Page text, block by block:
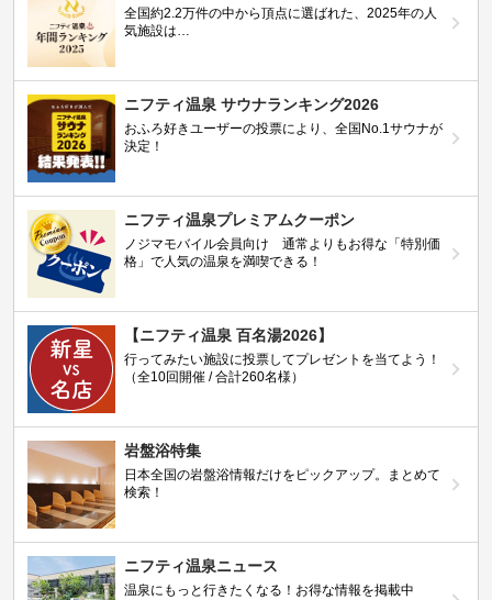
全国約2.2万件の中から頂点に選ばれた、2025年の人
気施設は…
ニフティ温泉 サウナランキング2026
おふろ好きユーザーの投票により、全国No.1サウナが
決定！
ニフティ温泉プレミアムクーポン
ノジマモバイル会員向け 通常よりもお得な「特別価
格」で人気の温泉を満喫できる！
【ニフティ温泉 百名湯2026】
行ってみたい施設に投票してプレゼントを当てよう！
（全10回開催 / 合計260名様）
岩盤浴特集
日本全国の岩盤浴情報だけをピックアップ。まとめて
検索！
ニフティ温泉ニュース
温泉にもっと行きたくなる！お得な情報を掲載中